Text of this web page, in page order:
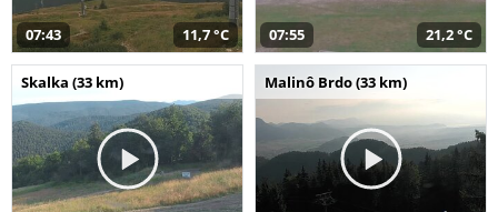
07:43 11,7 °C 07:55 21,2 °C
Skalka (33 km) Malinô Brdo (33 km)